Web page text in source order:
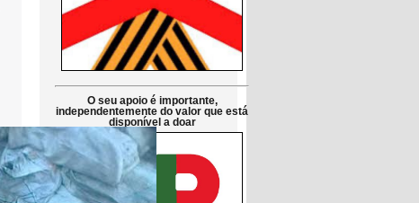
O seu apoio é importante,
independentemente do valor que está
disponível a doar